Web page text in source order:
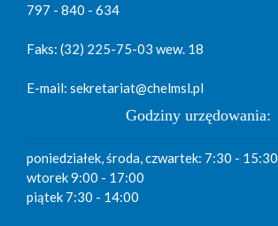
797 - 840 - 634
Faks: (32) 225-75-03 wew. 18
E-mail: sekretariat@chelmsl.pl
Godziny urzędowania:
poniedziałek, środa, czwartek: 7:30 - 15:30
wtorek 9:00 - 17:00
piątek 7:30 - 14:00